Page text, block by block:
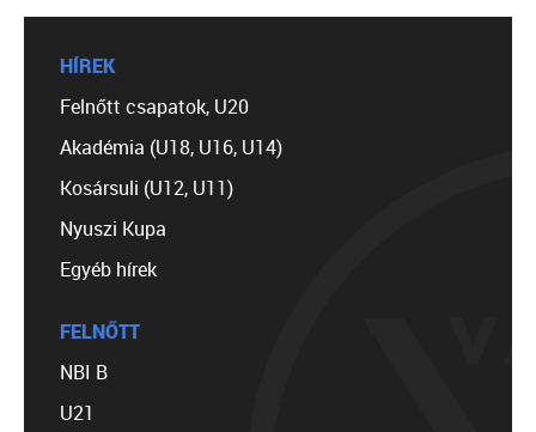
HÍREK
Felnőtt csapatok, U20
Akadémia (U18, U16, U14)
Kosársuli (U12, U11)
Nyuszi Kupa
Egyéb hírek
FELNŐTT
NBI B
U21